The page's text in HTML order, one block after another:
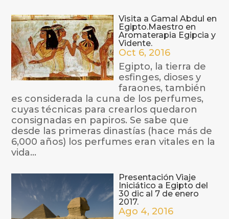
Visita a Gamal Abdul en
Egipto.Maestro en
Aromaterapia Egipcia y
Vidente.
Oct 6, 2016
Egipto, la tierra de
esfinges, dioses y
faraones, también
es considerada la cuna de los perfumes,
cuyas técnicas para crearlos quedaron
consignadas en papiros. Se sabe que
desde las primeras dinastías (hace más de
6,000 años) los perfumes eran vitales en la
vida...
Presentación Viaje
Iniciático a Egipto del
30 dic al 7 de enero
2017.
Ago 4, 2016